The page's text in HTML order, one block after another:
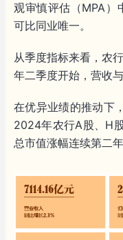
观审慎评估（MPA）
可比同业唯一。
从季度指标来看，农
年二季度开始，营收
在优异业绩的推动下
2024年农行A股、H
总市值涨幅连续第二